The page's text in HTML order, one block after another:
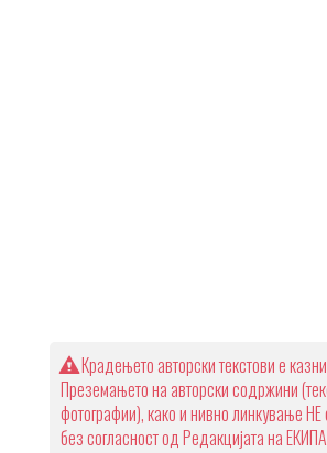
Крадењето авторски текстови е
Преземањето на авторски содржини
фотографии), како и нивно линкување
без согласност од Редакцијата на ЕКИПА